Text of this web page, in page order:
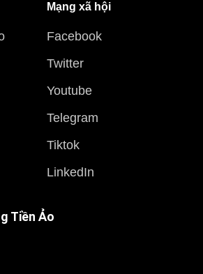
Mạng xã hội
Facebook
Twitter
Youtube
Telegram
Tiktok
LinkedIn
Tiền Ảo